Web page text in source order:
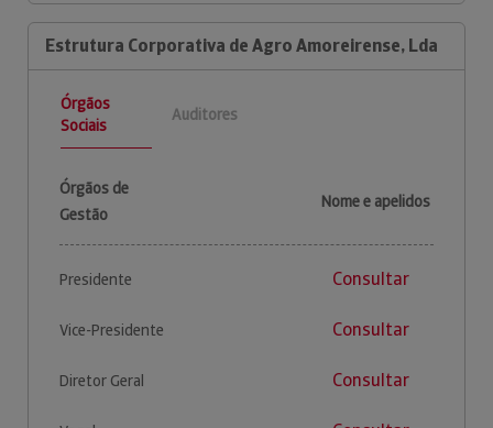
Estrutura Corporativa de Agro Amoreirense, Lda
Órgãos
Sociais
Auditores
Órgãos de
Gestão
Nome e apelidos
Presidente Consultar
Vice-Presidente Consultar
Diretor Geral Consultar